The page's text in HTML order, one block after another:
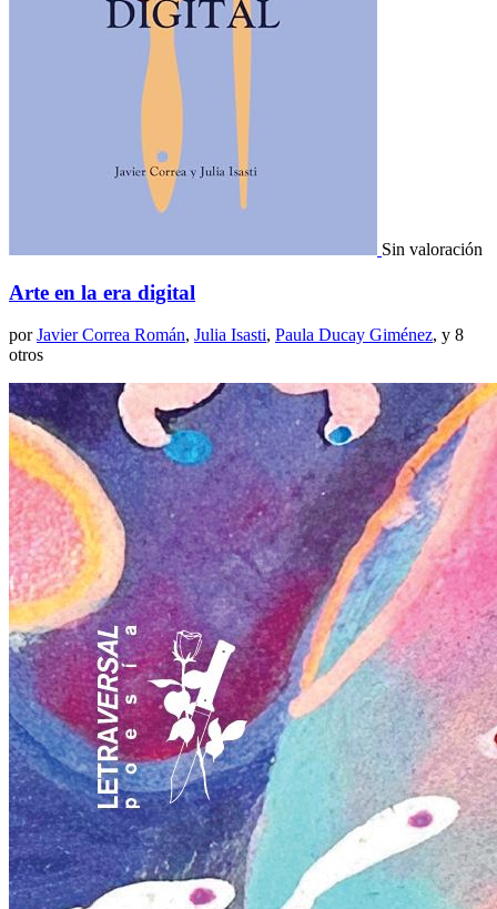
Sin valoración
Arte en la era digital
porJavier Correa Román, Julia Isasti, Paula Ducay Giménez, y 8
otros